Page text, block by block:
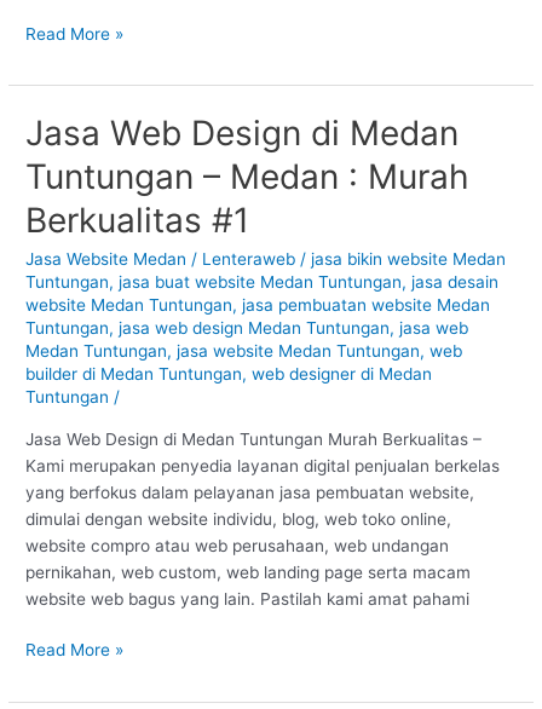
Read More »
Jasa Web Design di Medan
Tuntungan – Medan : Murah
Berkualitas #1
Jasa Website Medan / Lenteraweb/jasa bikin website Medan
Tuntungan,jasa buat website Medan Tuntungan,jasa desain
website Medan Tuntungan,jasa pembuatan website Medan
Tuntungan,jasa web design Medan Tuntungan,jasa web
Medan Tuntungan,jasa website Medan Tuntungan,web
builder di Medan Tuntungan,web designer di Medan
Tuntungan /
Jasa Web Design di Medan Tuntungan Murah Berkualitas –
Kami merupakan penyedia layanan digital penjualan berkelas
yang berfokus dalam pelayanan jasa pembuatan website,
dimulai dengan website individu, blog, web toko online,
website compro atau web perusahaan, web undangan
pernikahan, web custom, web landing page serta macam
website web bagus yang lain. Pastilah kami amat pahami
Jasa
Web
Design
di
Medan
Tuntungan
–
Medan
:
Murah
Berkualitas
Read More »